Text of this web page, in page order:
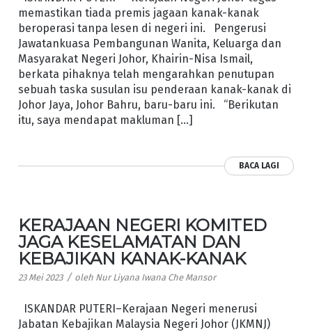
memastikan tiada premis jagaan kanak-kanak
beroperasi tanpa lesen di negeri ini. Pengerusi
Jawatankuasa Pembangunan Wanita, Keluarga dan
Masyarakat Negeri Johor, Khairin-Nisa Ismail,
berkata pihaknya telah mengarahkan penutupan
sebuah taska susulan isu penderaan kanak-kanak di
Johor Jaya, Johor Bahru, baru-baru ini. “Berikutan
itu, saya mendapat makluman […]
BACA LAGI
KERAJAAN NEGERI KOMITED
JAGA KESELAMATAN DAN
KEBAJIKAN KANAK-KANAK
23 Mei 2023 / oleh Nur Liyana Iwana Che Mansor
ISKANDAR PUTERI–Kerajaan Negeri menerusi
Jabatan Kebajikan Malaysia Negeri Johor (JKMNJ)